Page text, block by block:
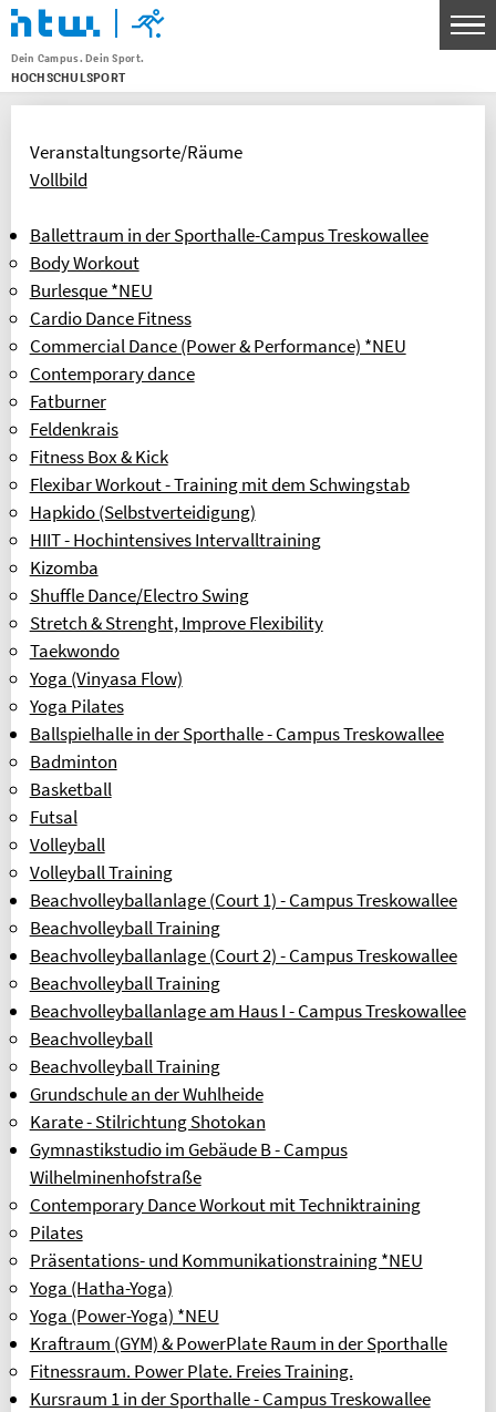
Dein Campus. Dein Sport.
HOCHSCHULSPORT
Menu
Veranstaltungsorte/Räume
Vollbild
Ballettraum in der Sporthalle-Campus Treskowallee
Body Workout
Burlesque *NEU
Cardio Dance Fitness
Commercial Dance (Power & Performance) *NEU
Contemporary dance
Fatburner
Feldenkrais
Fitness Box & Kick
Flexibar Workout - Training mit dem Schwingstab
Hapkido (Selbstverteidigung)
HIIT - Hochintensives Intervalltraining
Kizomba
Shuffle Dance/Electro Swing
Stretch & Strenght, Improve Flexibility
Taekwondo
Yoga (Vinyasa Flow)
Yoga Pilates
Ballspielhalle in der Sporthalle - Campus Treskowallee
Badminton
Basketball
Futsal
Volleyball
Volleyball Training
Beachvolleyballanlage (Court 1) - Campus Treskowallee
Beachvolleyball Training
Beachvolleyballanlage (Court 2) - Campus Treskowallee
Beachvolleyball Training
Beachvolleyballanlage am Haus I - Campus Treskowallee
Beachvolleyball
Beachvolleyball Training
Grundschule an der Wuhlheide
Karate - Stilrichtung Shotokan
Gymnastikstudio im Gebäude B - Campus
Wilhelminenhofstraße
Contemporary Dance Workout mit Techniktraining
Pilates
Präsentations- und Kommunikationstraining *NEU
Yoga (Hatha-Yoga)
Yoga (Power-Yoga) *NEU
Kraftraum (GYM) & PowerPlate Raum in der Sporthalle
Fitnessraum. Power Plate. Freies Training.
Kursraum 1 in der Sporthalle - Campus Treskowallee
SPORTANGEBOT
SERVICE FÜR KURSLEITENDE
KONTAKT
BANKVERBINDUNG
IBAN: DE30 1005 0000 0191 3783 80
BIC: BELADEBEXXX
Geldinstitut: Berliner Sparkasse
PARTNER
ALLGEMEINER DEUTSCHER
HOCHSCHULSPORTVERBAND
INFORMATION IN ENGLISCH
OVERVIEW OF FEES
SPORTKURSE NACH ALPHABET
SPORTKURSE NACH KATEGORIEN
FRAGEN & ANTWORTEN